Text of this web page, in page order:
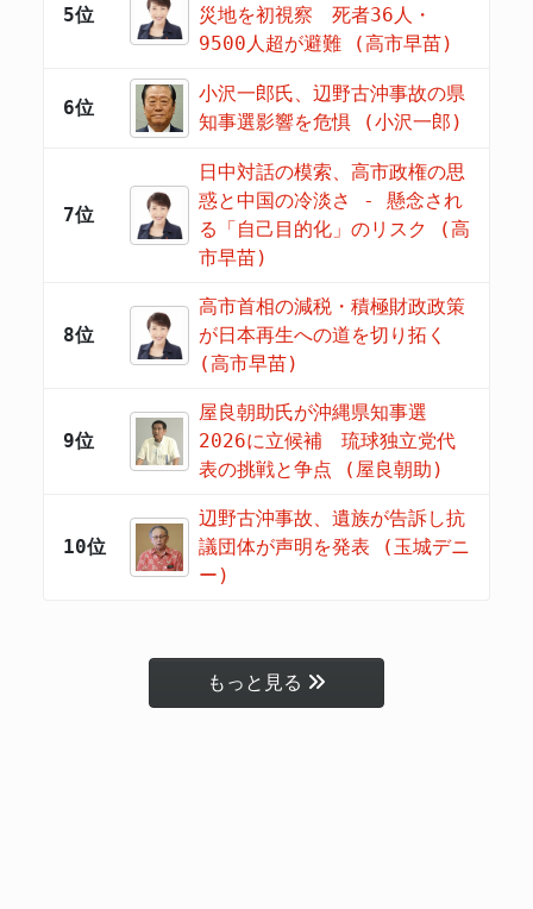
5位
災地を初視察 死者36人・
9500人超が避難 (高市早苗)
6位
小沢一郎氏、辺野古沖事故の県
知事選影響を危惧 (小沢一郎)
7位
日中対話の模索、高市政権の思
惑と中国の冷淡さ - 懸念され
る「自己目的化」のリスク (高
市早苗)
8位
高市首相の減税・積極財政政策
が日本再生への道を切り拓く
(高市早苗)
9位
屋良朝助氏が沖縄県知事選
2026に立候補 琉球独立党代
表の挑戦と争点 (屋良朝助)
10位
辺野古沖事故、遺族が告訴し抗
議団体が声明を発表 (玉城デニ
ー)
もっと見る